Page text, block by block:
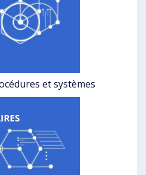
et systèmes